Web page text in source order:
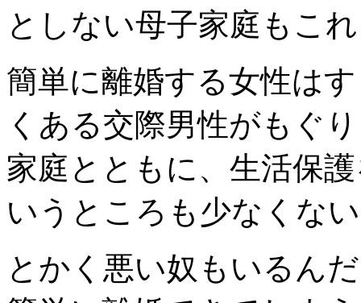
としない母子家庭もこ
簡単に離婚する女性は
くある交際男性がもぐ
家庭とともに、生活保
いうところも少なくな
とかく悪い奴もいるん